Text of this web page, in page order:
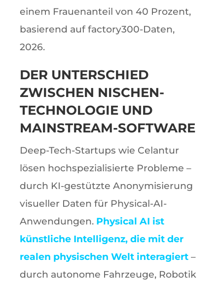
einem Frauenanteil von 40 Prozent,
basierend auf factory300-Daten,
2026.
DER UNTERSCHIED
ZWISCHEN NISCHEN-
TECHNOLOGIE UND
MAINSTREAM-SOFTWARE
Deep-Tech-Startups wie Celantur
lösen hochspezialisierte Probleme –
durch KI-gestützte Anonymisierung
visueller Daten für Physical-AI-
Anwendungen. Physical AI ist
künstliche Intelligenz, die mit der
realen physischen Welt interagiert –
durch autonome Fahrzeuge, Robotik